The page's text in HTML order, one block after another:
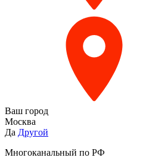
Ваш город
Москва
Да Другой
Многоканальный по РФ